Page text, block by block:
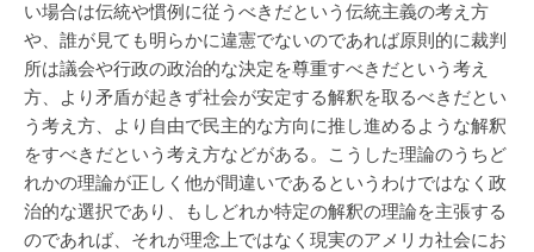
い場合は伝統や慣例に従うべきだという伝統主義の考え方
や、誰が見ても明らかに違憲でないのであれば原則的に裁判
所は議会や行政の政治的な決定を尊重すべきだという考え
方、より矛盾が起きず社会が安定する解釈を取るべきだとい
う考え方、より自由で民主的な方向に推し進めるような解釈
をすべきだという考え方などがある。こうした理論のうちど
れかの理論が正しく他が間違いであるというわけではなく政
治的な選択であり、もしどれか特定の解釈の理論を主張する
のであれば、それが理念上ではなく現実のアメリカ社会にお